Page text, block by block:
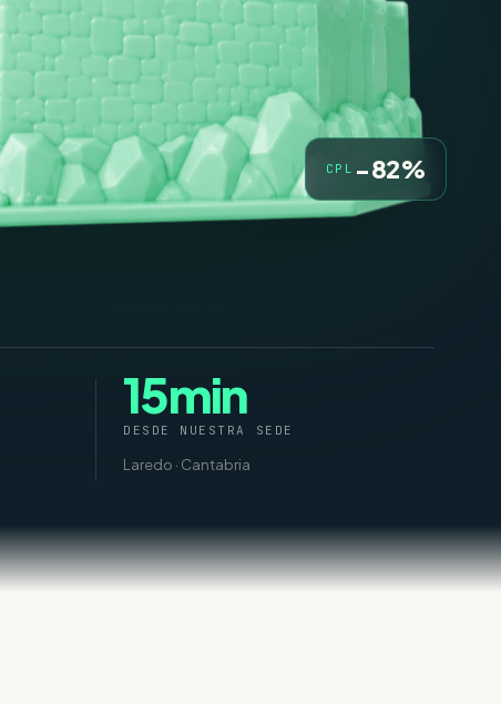
CPL −82%
15min
DESDE NUESTRA SEDE
Laredo · Cantabria